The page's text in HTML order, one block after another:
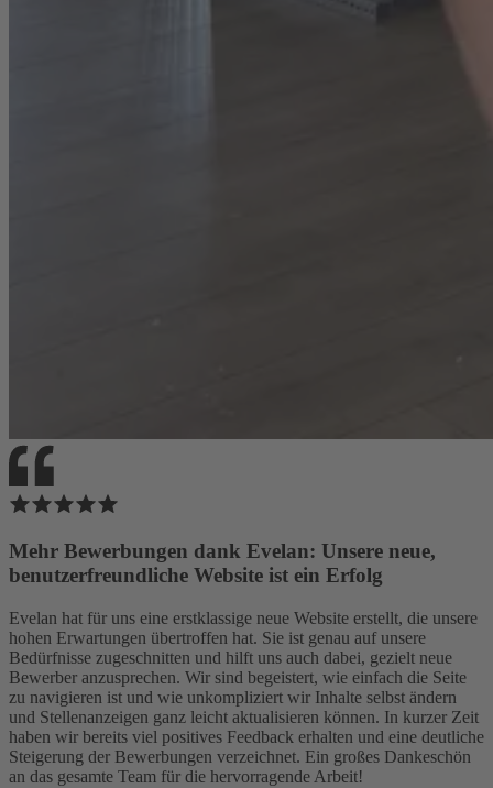
Mehr Bewerbungen dank Evelan: Unsere neue,
benutzerfreundliche Website ist ein Erfolg
Evelan hat für uns eine erstklassige neue Website erstellt, die unsere
hohen Erwartungen übertroffen hat. Sie ist genau auf unsere
Bedürfnisse zugeschnitten und hilft uns auch dabei, gezielt neue
Bewerber anzusprechen. Wir sind begeistert, wie einfach die Seite
zu navigieren ist und wie unkompliziert wir Inhalte selbst ändern
und Stellenanzeigen ganz leicht aktualisieren können. In kurzer Zeit
haben wir bereits viel positives Feedback erhalten und eine deutliche
Steigerung der Bewerbungen verzeichnet. Ein großes Dankeschön
an das gesamte Team für die hervorragende Arbeit!